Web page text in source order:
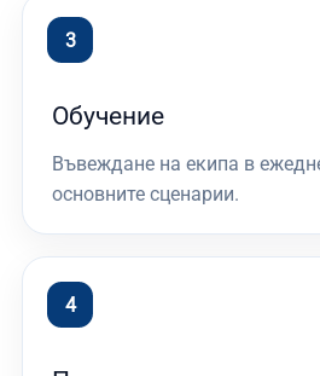
Обучение
Въвеждане на екипа в
основните сценарии.